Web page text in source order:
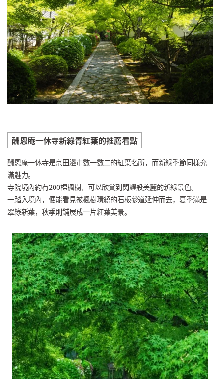
酬恩庵一休寺新綠青紅葉的推薦看點
酬恩庵一休寺是京田邊市數一數二的紅葉名所，而新綠季節同樣充
滿魅力。
寺院境內約有200棵楓樹，可以欣賞到閃耀般美麗的新綠景色。
一踏入境內，便能看見被楓樹環繞的石板參道延伸而去，夏季滿是
翠綠新葉，秋季則鋪展成一片紅葉美景。